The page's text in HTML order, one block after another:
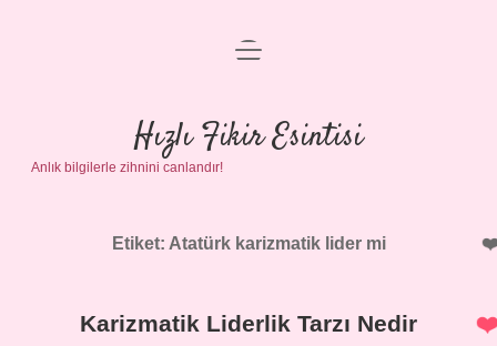
Anasayfa
Gizlilik Politikası
Yasal Uyarı
menüyü
Hızlı Fikir Esintisi
Anlık bilgilerle zihnini canlandır!
Etiket: Atatürk karizmatik lider mi
Karizmatik Liderlik Tarzı Nedir